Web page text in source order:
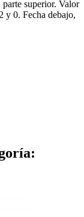
superior. Valor
y 0. Fecha debajo,